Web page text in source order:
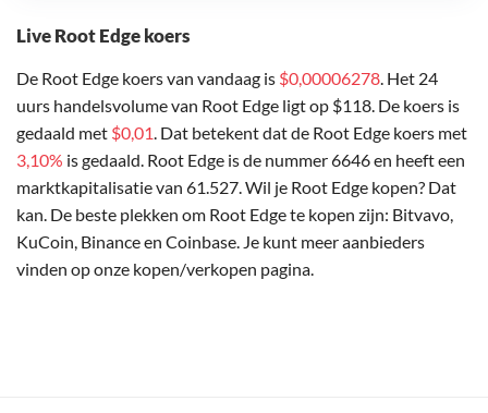
Live Root Edge koers
De Root Edge koers van vandaag is $0,00006278. Het 24
uurs handelsvolume van Root Edge ligt op $118. De koers is
gedaald met $0,01. Dat betekent dat de Root Edge koers met
3,10% is gedaald. Root Edge is de nummer 6646 en heeft een
marktkapitalisatie van 61.527. Wil je Root Edge kopen? Dat
kan. De beste plekken om Root Edge te kopen zijn: Bitvavo,
KuCoin, Binance en Coinbase. Je kunt meer aanbieders
vinden op onze kopen/verkopen pagina.